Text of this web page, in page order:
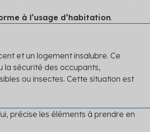
à l’usage d’habitation.
et un logement insalubre. Ce
la sécurité des occupants,
ou insectes. Cette situation est
précise les éléments à prendre en